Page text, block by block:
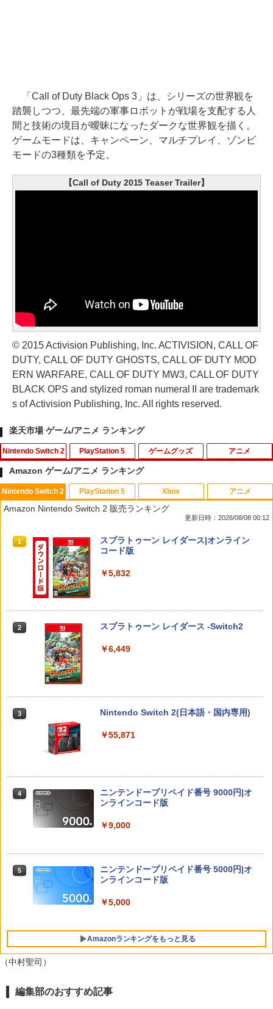
「Call of Duty Black Ops 3」は、シリーズの世界観を
踏襲しつつ、最先端の軍事ロボットが戦場を支配する人
間と技術の境目が曖昧になったダークな世界観を描く。
ゲームモードは、キャンペーン、マルチプレイ、ゾンビ
モードの3種類を予定。
【Call of Duty 2015 Teaser Trailer】
© 2015 Activision Publishing, Inc. ACTIVISION, CALL OF
DUTY, CALL OF DUTY GHOSTS, CALL OF DUTY MOD
ERN WARFARE, CALL OF DUTY MW3, CALL OF DUTY
BLACK OPS and stylized roman numeral II are trademark
s of Activision Publishing, Inc. All rights reserved.
楽天市場 ゲーム/アニメ ランキング
Nintendo Switch 2
1
カードケース 24枚収納 for Nintendo S
witch 2 Pixel - 緑 -
のビアンカ・フローラ Switch2版(B2
タペストリー+【早期購入封入特典】冒
険スタートダッシュセット)
￥8,470
5
SanDisk サンディスク microSD Expres
s Card 256GB for Nintendo Switch 2
BEE-A-SD01A Switch2 microSDカード
microSD Express Nintendo任天堂ライ
センス 高速転送 UHS-I互換 ゲーム保存
185
￥9,800
PlayStation 5
1
[メール便OK]【新品】【PS5】MotoGP
24［PS5版］[在庫品]
プレステ5スリム用 ディスク/デジタル版
ャルエディション 公式日本版【CERO:
4
ソニーインタラクティブエンタテインメ
ント｜SIE グランツーリスモ7【PS5】
￥4,290
5
【特典】NBA 2K27 PS5版(【先着購入
（DLC引換コード）)
ゲームグッズ アニメ
Amazon ゲーム/アニメ ランキング
Nintendo Switch 2
Amazon Nintendo Switch 2 販売ランキング
更新日時：2026/08/08 00:12
1
スプラトゥーン レイダース|オンライン
コード版
￥5,832
2 スプラトゥーン レイダース -Switch2
￥6,449
3 Nintendo Switch 2(日本語・国内専用)
￥55,871
4
ニンテンドープリペイド番号 9000円|オ
ンラインコード版
￥9,000
5
ニンテンドープリペイド番号 5000円|オ
ンラインコード版
￥5,000
Amazonランキングをもっと見る
PlayStation 5
1
PlayStation 5 デジタル・エディション
Xbox
1
【純正品】Xbox ワイヤレス コントロー
アニメ
1
【Amazon.co.jp限定】劇場版モノノ怪
（中村聖司）
編集部のおすすめ記事